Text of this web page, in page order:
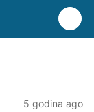
5 godina ago